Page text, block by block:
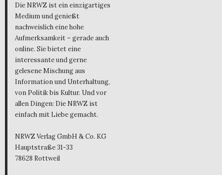
Die NRWZ ist ein einzigartiges
Medium und genießt
nachweislich eine hohe
Aufmerksamkeit – gerade auch
online. Sie bietet eine
interessante und gerne
gelesene Mischung aus
Information und Unterhaltung,
von Politik bis Kultur. Und vor
allen Dingen: Die NRWZ ist
einfach mit Liebe gemacht.
NRWZ Verlag GmbH & Co. KG
Hauptstraße 31-33
78628 Rottweil